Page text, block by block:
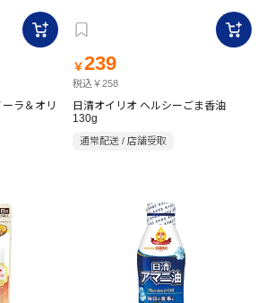
ラ＆オリ
￥239
税込￥258
日清オイリオ ヘルシーごま香油
130g
通常配送 / 店舗受取